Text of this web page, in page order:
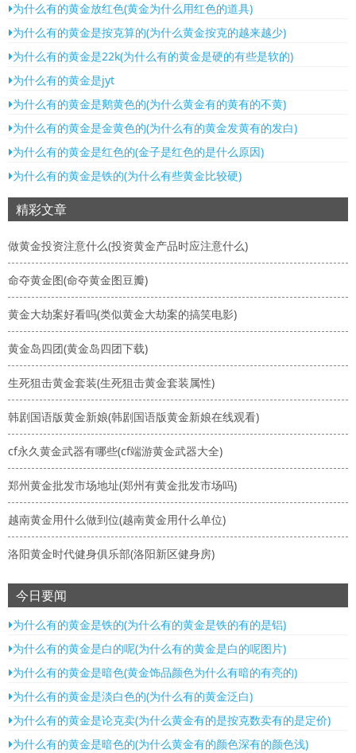
为什么有的黄金放红色(黄金为什么用红色的道具)
为什么有的黄金是按克算的(为什么黄金按克的越来越少)
为什么有的黄金是22k(为什么有的黄金是硬的有些是软的)
为什么有的黄金是jyt
为什么有的黄金是鹅黄色的(为什么黄金有的黄有的不黄)
为什么有的黄金是金黄色的(为什么有的黄金发黄有的发白)
为什么有的黄金是红色的(金子是红色的是什么原因)
为什么有的黄金是铁的(为什么有些黄金比较硬)
精彩文章
做黄金投资注意什么(投资黄金产品时应注意什么)
命夺黄金图(命夺黄金图豆瓣)
黄金大劫案好看吗(类似黄金大劫案的搞笑电影)
黄金岛四团(黄金岛四团下载)
生死狙击黄金套装(生死狙击黄金套装属性)
韩剧国语版黄金新娘(韩剧国语版黄金新娘在线观看)
cf永久黄金武器有哪些(cf端游黄金武器大全)
郑州黄金批发市场地址(郑州有黄金批发市场吗)
越南黄金用什么做到位(越南黄金用什么单位)
洛阳黄金时代健身俱乐部(洛阳新区健身房)
今日要闻
为什么有的黄金是铁的(为什么有的黄金是铁的有的是铝)
为什么有的黄金是白的呢(为什么有的黄金是白的呢图片)
为什么有的黄金是暗色(黄金饰品颜色为什么有暗的有亮的)
为什么有的黄金是淡白色的(为什么有的黄金泛白)
为什么有的黄金是论克卖(为什么黄金有的是按克数卖有的是定价)
为什么有的黄金是暗色的(为什么黄金有的颜色深有的颜色浅)